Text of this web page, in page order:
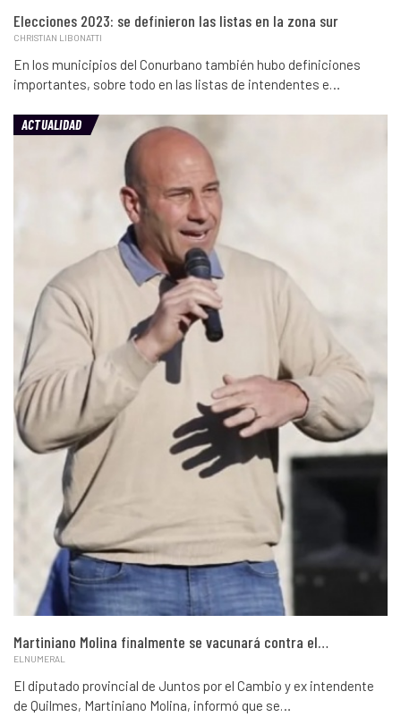
Elecciones 2023: se definieron las listas en la zona sur
CHRISTIAN LIBONATTI
En los municipios del Conurbano también hubo definiciones
importantes, sobre todo en las listas de intendentes e…
ACTUALIDAD
Martiniano Molina finalmente se vacunará contra el…
ELNUMERAL
El diputado provincial de Juntos por el Cambio y ex intendente
de Quilmes, Martiniano Molina, informó que se…